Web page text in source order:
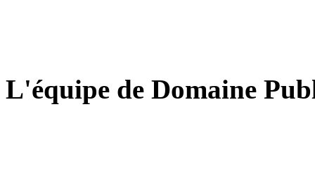
L'équipe de Domaine